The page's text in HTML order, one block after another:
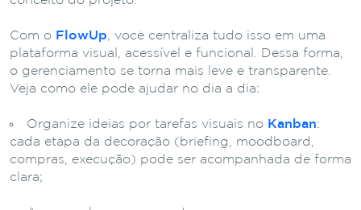
Com o FlowUp , você centraliza tudo isso em uma
plataforma visual, acessível e funcional. Dessa forma,
o gerenciamento se torna mais leve e transparente.
Veja como ele pode ajudar no dia a dia:
Organize ideias por tarefas visuais no Kanban:
cada etapa da decoração (briefing, moodboard,
compras, execução) pode ser acompanhada de forma
clara;